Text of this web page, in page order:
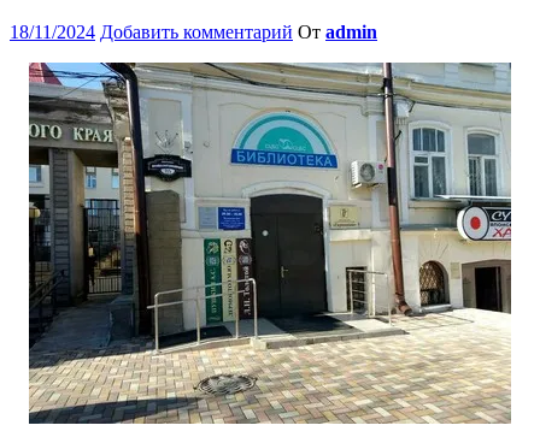
18/11/2024 Добавить комментарий От admin